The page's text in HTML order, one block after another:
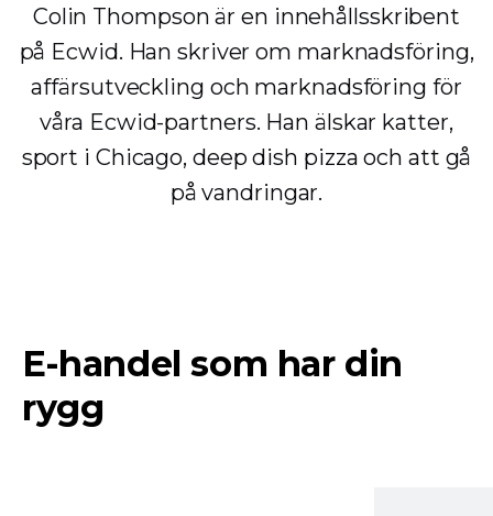
Colin Thompson är en innehållsskribent
på Ecwid. Han skriver om marknadsföring,
affärsutveckling och marknadsföring för
våra Ecwid-partners. Han älskar katter,
sport i Chicago, deep dish pizza och att gå
på vandringar.
E-handel som har din
rygg